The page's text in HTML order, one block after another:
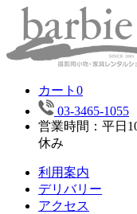
カート 0
03-3465-1055
営業時間：平日
休み
利用案内
デリバリー
アクセス